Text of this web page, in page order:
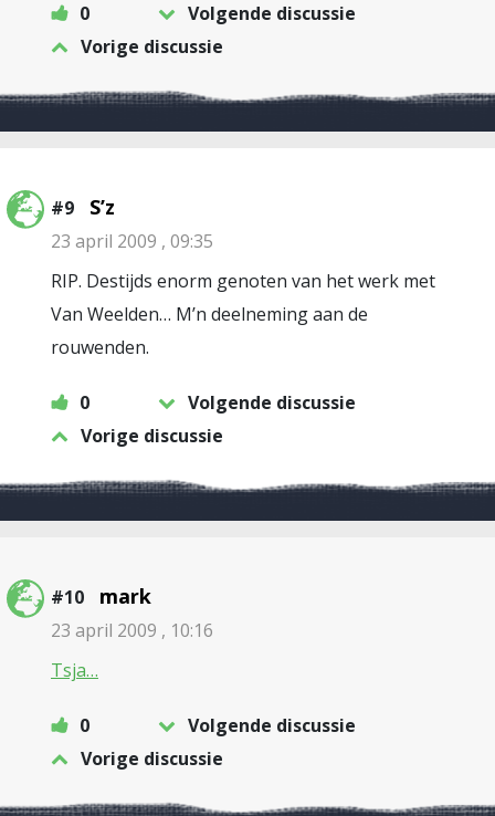
0
Volgende discussie
Vorige discussie
#9 S’z
23 april 2009 , 09:35
RIP. Destijds enorm genoten van het werk met
Van Weelden… M’n deelneming aan de
rouwenden.
0
Volgende discussie
Vorige discussie
#10 mark
23 april 2009 , 10:16
Tsja…
0
Volgende discussie
Vorige discussie